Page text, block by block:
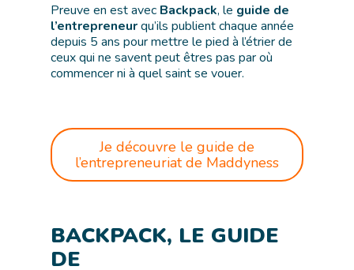
Preuve en est avec Backpack, le guide de
l’entrepreneurqu’ils publient chaque année
depuis 5 ans pour mettre le pied à l’étrier de
ceux qui ne savent peut êtres pas par où
commencer ni à quel saint se vouer.
Je découvre le guide de
l’entrepreneuriat de Maddyness
BACKPACK, LE GUIDE
DE